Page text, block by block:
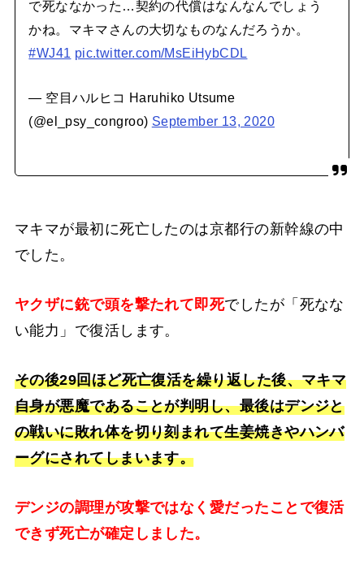
で死ななかった…契約の代償はなんなんでしょう
かね。マキマさんの大切なものなんだろうか。
#WJ41 pic.twitter.com/MsEiHybCDL
— 空目ハルヒコ Haruhiko Utsume
(@el_psy_congroo) September 13, 2020
マキマが最初に死亡したのは京都行の新幹線の中
でした。
ヤクザに銃で頭を撃たれて即死でしたが「死なな
い能力」で復活します。
その後29回ほど死亡復活を繰り返した後、マキマ
自身が悪魔であることが判明し、最後はデンジと
の戦いに敗れ体を切り刻まれて生姜焼きやハンバ
ーグにされてしまいます。
デンジの調理が攻撃ではなく愛だったことで復活
できず死亡が確定しました。